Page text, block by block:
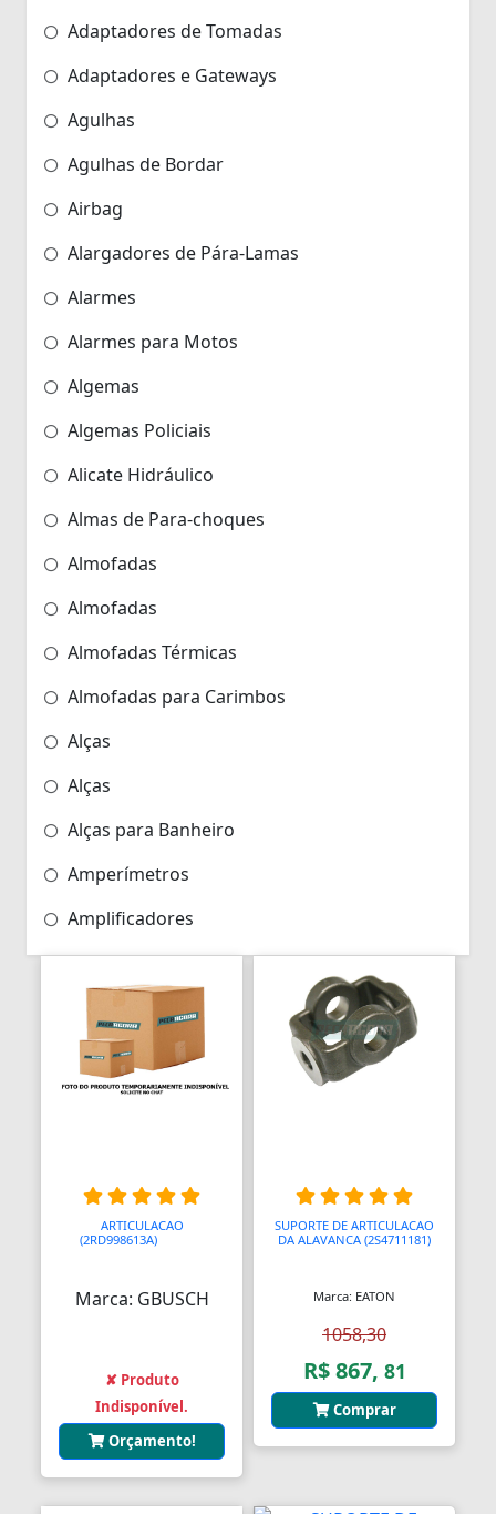
Adaptadores de Tomadas
Adaptadores e Gateways
Agulhas
Agulhas de Bordar
Airbag
Alargadores de Pára-Lamas
Alarmes
Alarmes para Motos
Algemas
Algemas Policiais
Alicate Hidráulico
Almas de Para-choques
Almofadas
Almofadas
Almofadas Térmicas
Almofadas para Carimbos
Alças
Alças
Alças para Banheiro
Amperímetros
Amplificadores
Andadores
Aneis para Microblading
Anel Segmento
Anel de Vedação O-Ring
Anilhas de Marcação
Antenas
Anéis
Anéis
ARTICULACAO
(2RD998613A)
Marca: GBUSCH
✘ Produto
Indisponível.
Orçamento!
SUPORTE DE ARTICULACAO
DA ALAVANCA (2S4711181)
Marca: EATON
1058,30
R$ 867, 81
Comprar